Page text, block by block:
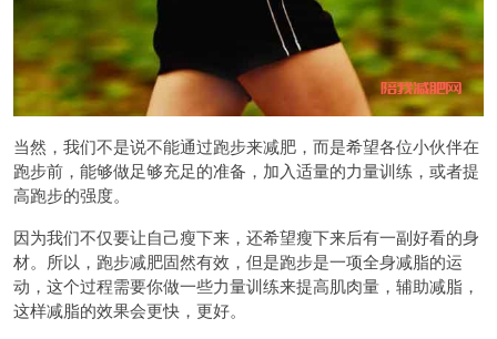
当然，我们不是说不能通过跑步来减肥，而是希望各位小伙伴在
跑步前，能够做足够充足的准备，加入适量的力量训练，或者提
高跑步的强度。
因为我们不仅要让自己瘦下来，还希望瘦下来后有一副好看的身
材。所以，跑步减肥固然有效，但是跑步是一项全身减脂的运
动，这个过程需要你做一些力量训练来提高肌肉量，辅助减脂，
这样减脂的效果会更快，更好。